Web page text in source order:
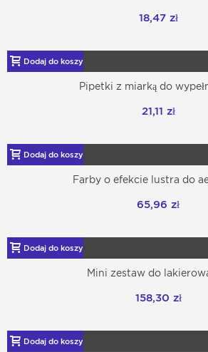
18,47 zł
Dodaj do koszyka
Pipetki z miarką do
21,11 zł
Dodaj do koszyka
Farby o efekcie lustra do
65,96 zł
Dodaj do koszyka
Mini zestaw do
158,30 zł
Dodaj do koszyka